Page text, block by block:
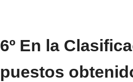
6º En la
puestos